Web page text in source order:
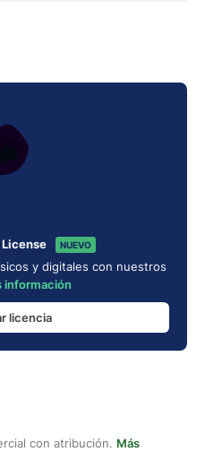
NUEVO
y digitales con nuestros
información
licencia
con atribución. Más